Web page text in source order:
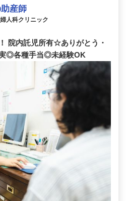
産師
人科クリニック
院内託児所有☆ありがとう・
◎各種手当◎未経験OK